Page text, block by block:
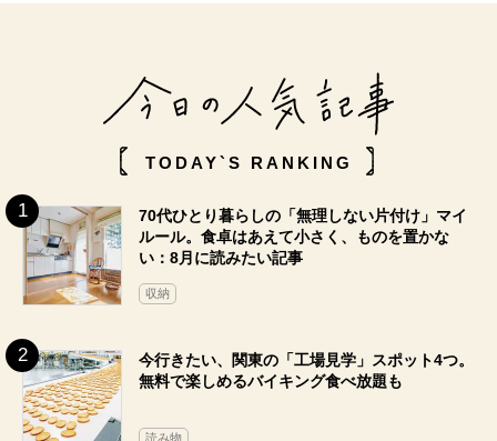
TODAY`S RANKING
70代ひとり暮らしの「無理しない片付け」マイ
ルール。食卓はあえて小さく、ものを置かな
い：8月に読みたい記事
収納
今行きたい、関東の「工場見学」スポット4つ。
無料で楽しめるバイキング食べ放題も
読み物